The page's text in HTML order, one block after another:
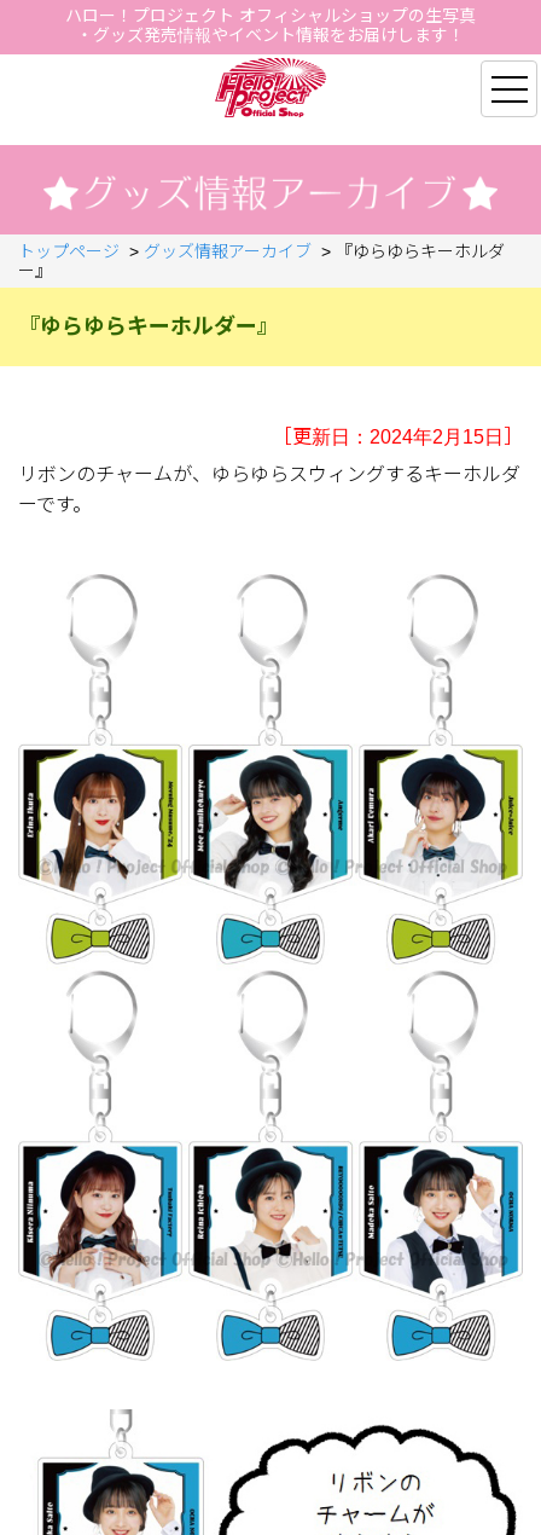
ハロー！プロジェクト オフィシャルショップの生写真
・グッズ発売情報やイベント情報をお届けします！
Hello Project Official
トップページ > グッズ情報アーカイブ >
『ゆらゆらキーホルダ
ー』
『ゆらゆらキーホルダー』
［更新日：2024年2月15日］
リボンのチャームが、ゆらゆらスウィングするキーホルダ
ーです。